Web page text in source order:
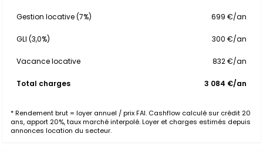
Gestion locative (7%) 699 €/an
GLI (3,0%) 300 €/an
Vacance locative 832 €/an
Total charges 3 084 €/an
* Rendement brut = loyer annuel / prix FAI. Cashflow calculé sur crédit 20
ans, apport 20%, taux marché interpolé. Loyer et charges estimés depuis
annonces location du secteur.